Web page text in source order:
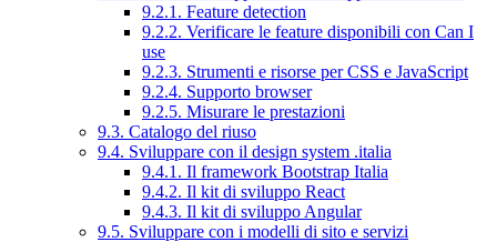
9.2.1. Feature detection
9.2.2. Verificare le feature disponibili con Can I
use
9.2.3. Strumenti e risorse per CSS e JavaScript
9.2.4. Supporto browser
9.2.5. Misurare le prestazioni
9.3. Catalogo del riuso
9.4. Sviluppare con il design system .italia
9.4.1. Il framework Bootstrap Italia
9.4.2. Il kit di sviluppo React
9.4.3. Il kit di sviluppo Angular
9.5. Sviluppare con i modelli di sito e servizi